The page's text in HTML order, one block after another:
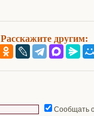
Расскажите другим:
Сообщать